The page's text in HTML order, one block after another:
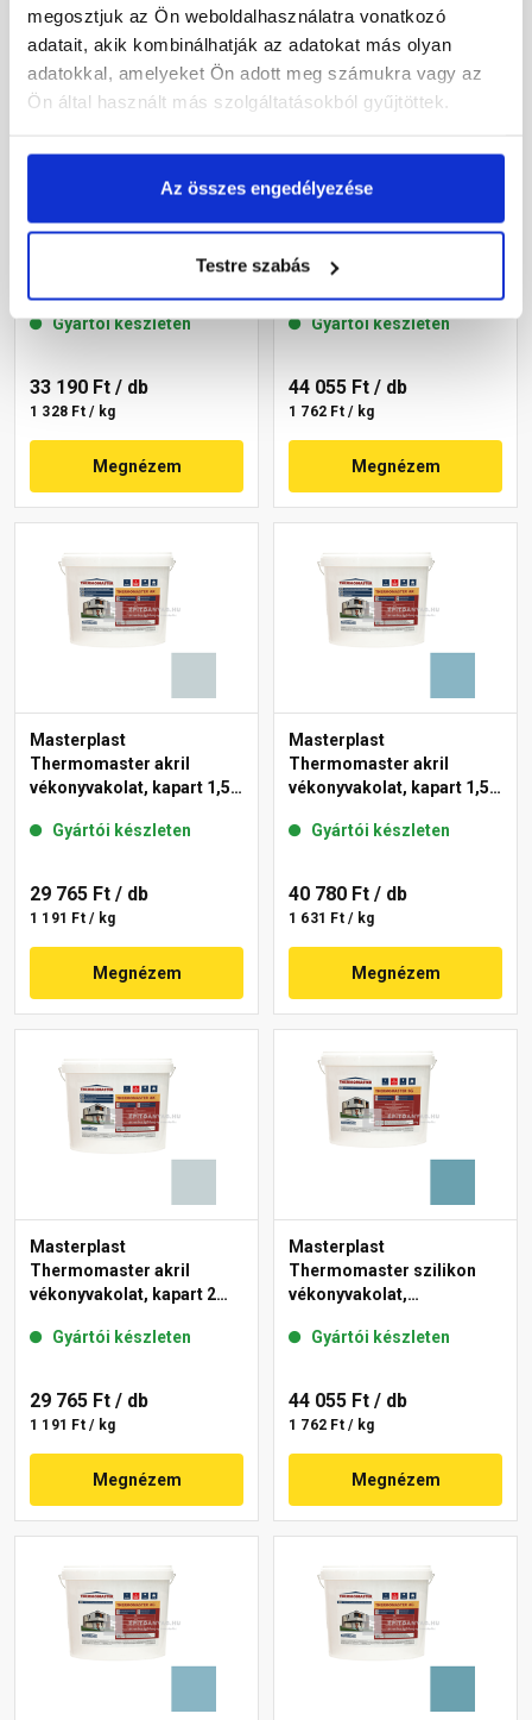
megosztjuk az Ön weboldalhasználatra vonatkozó
adatait, akik kombinálhatják az adatokat más olyan
adatokkal, amelyeket Ön adott meg számukra vagy az
Ön által használt más szolgáltatásokból gyűjtöttek.
Az összes engedélyezése
Testre szabás
Masterplast
Thermomaster szilikon
mm 36-F 25 kg
Gyártói készleten
33 190 Ft / db
1 328 Ft / kg
Megnézem
Masterplast
Thermomaster szilikon
vékonyvakolat, kapart 1,5
mm 36-C 25 kg
Gyártói készleten
44 055 Ft / db
1 762 Ft / kg
Megnézem
Masterplast
Thermomaster akril
vékonyvakolat, kapart 1,5
Gyártói készleten
29 765 Ft / db
1 191 Ft / kg
Megnézem
Masterplast
Thermomaster akril
vékonyvakolat, kapart 1,5
Gyártói készleten
40 780 Ft / db
1 631 Ft / kg
Megnézem
Masterplast
Thermomaster akril
vékonyvakolat, kapart 2
Gyártói készleten
29 765 Ft / db
1 191 Ft / kg
Megnézem
Masterplast
Thermomaster szilikon
vékonyvakolat,
36-C 25 kg
Gyártói készleten
44 055 Ft / db
1 762 Ft / kg
Megnézem